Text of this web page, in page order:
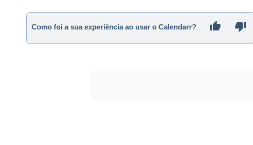
Como foi a sua experiência ao usar o Calendarr?